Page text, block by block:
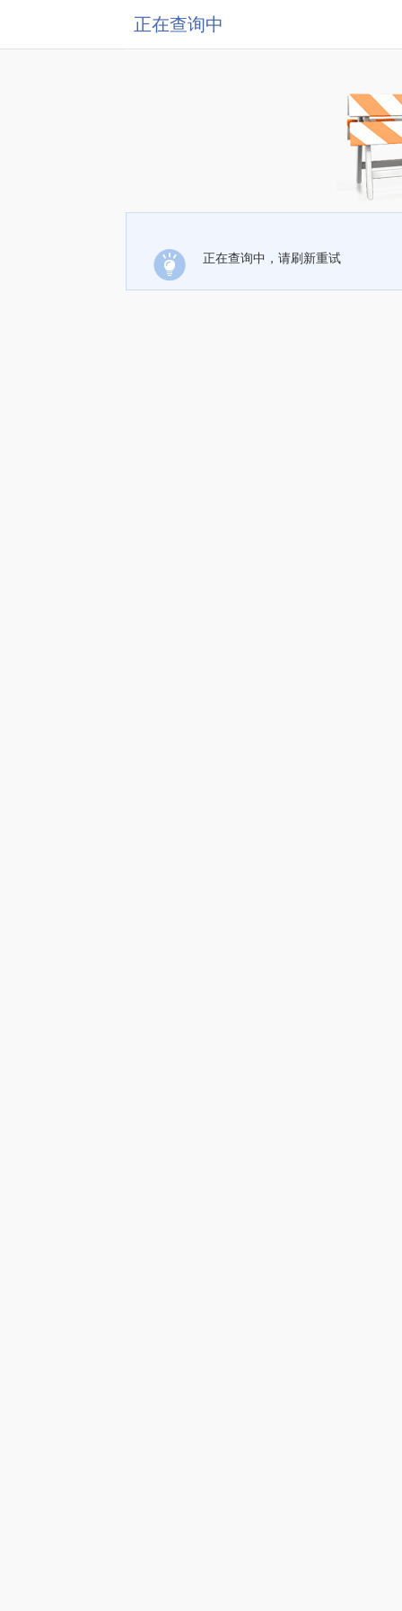
正在查询中
正在查询中，请刷新重试